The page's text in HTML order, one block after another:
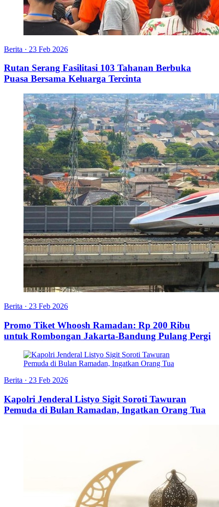
Berita · 23 Feb 2026
Rutan Serang Fasilitasi 103 Tahanan Berbuka
Puasa Bersama Keluarga Tercinta
Berita · 23 Feb 2026
Promo Tiket Whoosh Ramadan: Rp 200 Ribu
untuk Rombongan Jakarta-Bandung Pulang Pergi
Berita · 23 Feb 2026
Kapolri Jenderal Listyo Sigit Soroti Tawuran
Pemuda di Bulan Ramadan, Ingatkan Orang Tua